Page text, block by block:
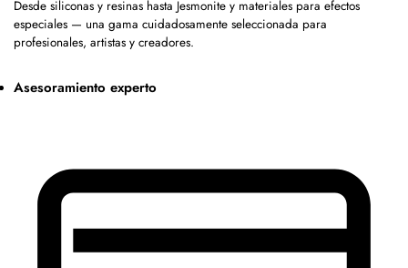
Desde siliconas y resinas hasta Jesmonite y materiales para efectos
especiales — una gama cuidadosamente seleccionada para
profesionales, artistas y creadores.
Asesoramiento experto